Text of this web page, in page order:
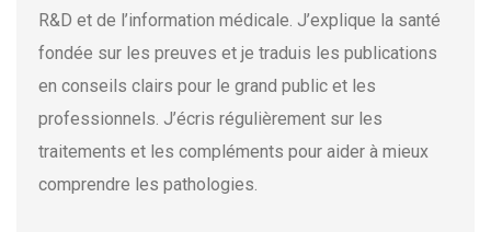
R&D et de l’information médicale. J’explique la santé
fondée sur les preuves et je traduis les publications
en conseils clairs pour le grand public et les
professionnels. J’écris régulièrement sur les
traitements et les compléments pour aider à mieux
comprendre les pathologies.